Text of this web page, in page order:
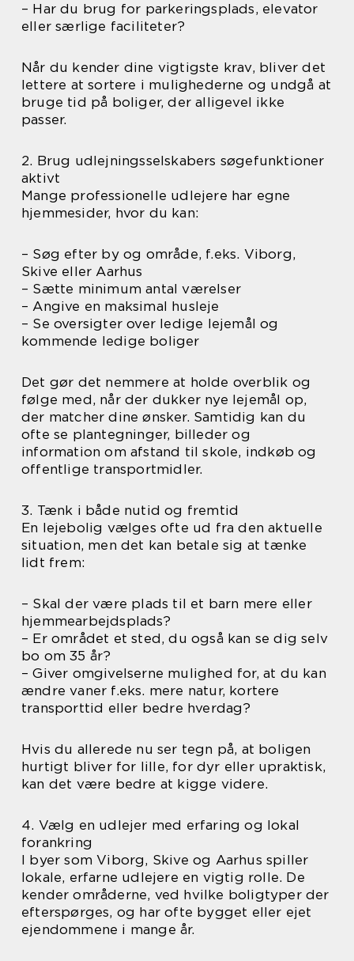
– Har du brug for parkeringsplads, elevator
eller særlige faciliteter?
Når du kender dine vigtigste krav, bliver det
lettere at sortere i mulighederne og undgå at
bruge tid på boliger, der alligevel ikke
passer.
2. Brug udlejningsselskabers søgefunktioner
aktivt
Mange professionelle udlejere har egne
hjemmesider, hvor du kan:
– Søg efter by og område, f.eks. Viborg,
Skive eller Aarhus
– Sætte minimum antal værelser
– Angive en maksimal husleje
– Se oversigter over ledige lejemål og
kommende ledige boliger
Det gør det nemmere at holde overblik og
følge med, når der dukker nye lejemål op,
der matcher dine ønsker. Samtidig kan du
ofte se plantegninger, billeder og
information om afstand til skole, indkøb og
offentlige transportmidler.
3. Tænk i både nutid og fremtid
En lejebolig vælges ofte ud fra den aktuelle
situation, men det kan betale sig at tænke
lidt frem:
– Skal der være plads til et barn mere eller
hjemmearbejdsplads?
– Er området et sted, du også kan se dig selv
bo om 35 år?
– Giver omgivelserne mulighed for, at du kan
ændre vaner f.eks. mere natur, kortere
transporttid eller bedre hverdag?
Hvis du allerede nu ser tegn på, at boligen
hurtigt bliver for lille, for dyr eller upraktisk,
kan det være bedre at kigge videre.
4. Vælg en udlejer med erfaring og lokal
forankring
I byer som Viborg, Skive og Aarhus spiller
lokale, erfarne udlejere en vigtig rolle. De
kender områderne, ved hvilke boligtyper der
efterspørges, og har ofte bygget eller ejet
ejendommene i mange år.